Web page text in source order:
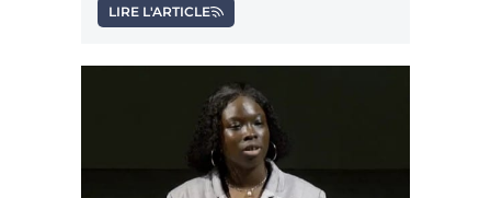
prend le pouvoir.
LIRE L'ARTICLE